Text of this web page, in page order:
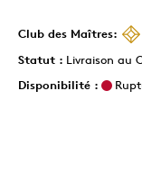
Club des Maîtres:
Statut : Livraison au
Disponibilité :